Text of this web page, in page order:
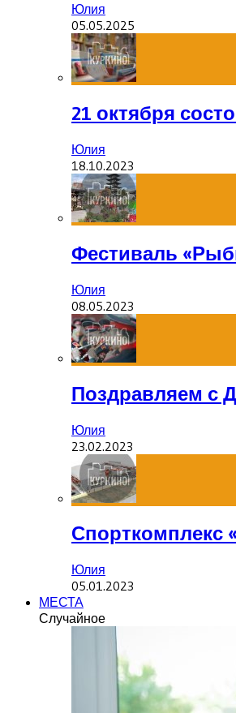
Юлия
05.05.2025
21 октября
Юлия
18.10.2023
Фестиваль
Юлия
08.05.2023
Поздравляем с
Юлия
23.02.2023
Спорткомплекс
Юлия
05.01.2023
МЕСТА
Случайное